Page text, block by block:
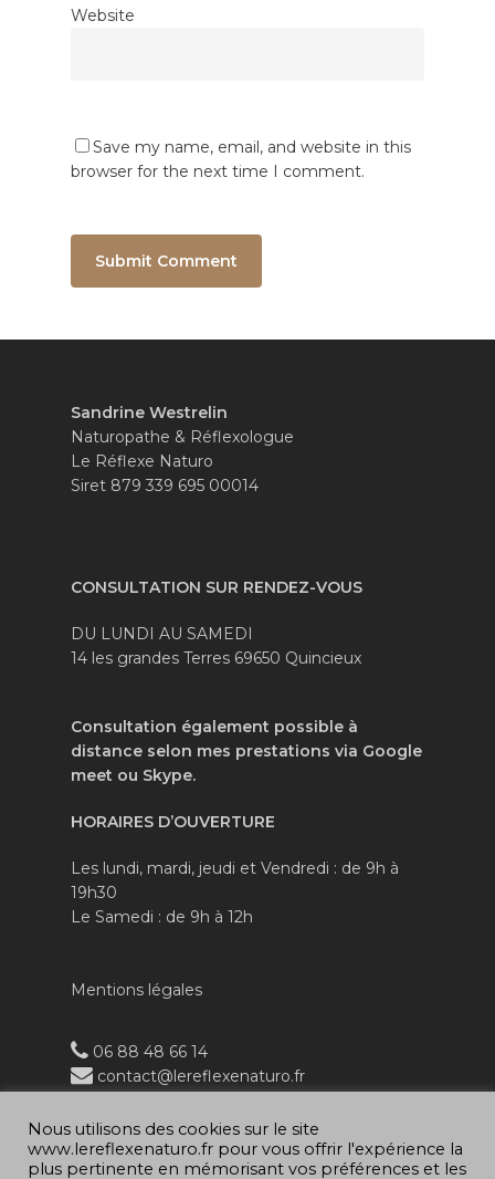
Website
Save my name, email, and website in this
browser for the next time I comment.
Sandrine Westrelin
Naturopathe & Réflexologue
Le Réflexe Naturo
Siret 879 339 695 00014
CONSULTATION SUR RENDEZ-VOUS
DU LUNDI AU SAMEDI
14 les grandes Terres 69650 Quincieux
Consultation également possible à
distance selon mes prestations via Google
meet ou Skype.
HORAIRES D’OUVERTURE
Les lundi, mardi, jeudi et Vendredi : de 9h à
19h30
Le Samedi : de 9h à 12h
Mentions légales
06 88 48 66 14
contact@lereflexenaturo.fr
Nous utilisons des cookies sur le site
www.lereflexenaturo.fr pour vous offrir l'expérience la
plus pertinente en mémorisant vos préférences et les